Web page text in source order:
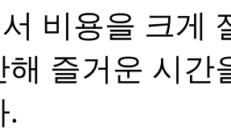
비용을 크게
해 즐거운 시간
.